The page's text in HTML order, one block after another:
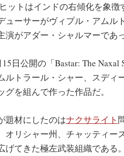
ットはインドの右傾化を象
ューサーがヴィプル・アムル
演がアダー・シャルマーであっ
日公開の「Bastar: The
ルトラール・シャー、スデ
グを組んで作った作品だ。
題材にしたのはナクサライト
オリシャー州、チャッティー
げてきた極左武装組織である